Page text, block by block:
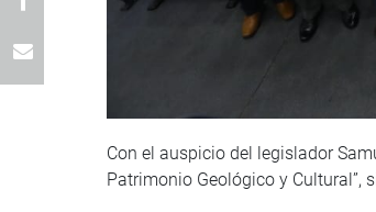
Con el auspicio del legislador
Patrimonio Geológico y Cultural”,